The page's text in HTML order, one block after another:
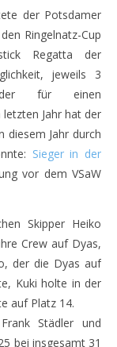
Ringelnatz-Cup
Regatta der
jeweils 3
für einen
Jahr hat der
diesem Jahr durch
Sieger in der
vor dem VSaW
Skipper Heiko
Crew auf Dyas,
der die Dyas auf
Kuki holte in der
auf Platz 14.
Städler und
bei insgesamt 31